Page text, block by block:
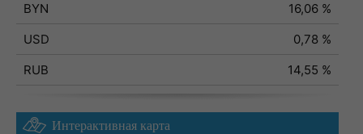
BYN
16,06 %
USD
0,78 %
RUB
14,55 %
Интерактивная карта